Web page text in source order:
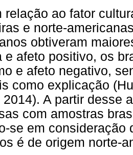
relação ao fator
e norte-
obtiveram
e afeto positivo, os
e afeto negativo,
como explicação
2014). A partir desse
com amostras
se em consideração
é de origem norte-